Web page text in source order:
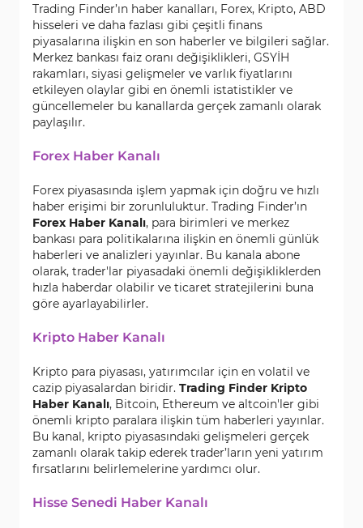
Trading Finder’ın haber kanalları, Forex, Kripto, ABD
hisseleri ve daha fazlası gibi çeşitli finans
piyasalarına ilişkin en son haberler ve bilgileri sağlar.
Merkez bankası faiz oranı değişiklikleri, GSYİH
rakamları, siyasi gelişmeler ve varlık fiyatlarını
etkileyen olaylar gibi en önemli istatistikler ve
güncellemeler bu kanallarda gerçek zamanlı olarak
paylaşılır.
Forex Haber Kanalı
Forex piyasasında işlem yapmak için doğru ve hızlı
haber erişimi bir zorunluluktur. Trading Finder’ın
Forex Haber Kanalı, para birimleri ve merkez
bankası para politikalarına ilişkin en önemli günlük
haberleri ve analizleri yayınlar. Bu kanala abone
olarak, trader'lar piyasadaki önemli değişikliklerden
hızla haberdar olabilir ve ticaret stratejilerini buna
göre ayarlayabilirler.
Kripto Haber Kanalı
Kripto para piyasası, yatırımcılar için en volatil ve
cazip piyasalardan biridir. Trading Finder Kripto
Haber Kanalı, Bitcoin, Ethereum ve altcoin'ler gibi
önemli kripto paralara ilişkin tüm haberleri yayınlar.
Bu kanal, kripto piyasasındaki gelişmeleri gerçek
zamanlı olarak takip ederek trader’ların yeni yatırım
fırsatlarını belirlemelerine yardımcı olur.
Hisse Senedi Haber Kanalı